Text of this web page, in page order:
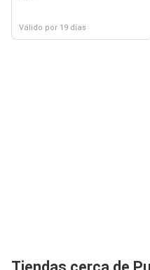
Válido por 19 días